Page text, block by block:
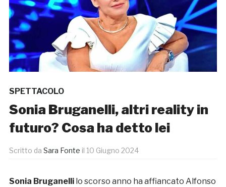
SPETTACOLO
Sonia Bruganelli, altri reality in
futuro? Cosa ha detto lei
Scritto da Sara Fonte il 10 Giugno 2024
Sonia Bruganelli lo scorso anno ha affiancato Alfonso